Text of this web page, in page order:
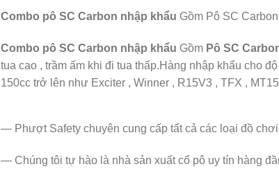
Combo pô SC Carbon nhập khẩu Gồm Pô SC
Combo pô SC Carbon nhập khẩu Gồm Pô SC
tua cao , trầm ấm khi đi tua thấp.Hàng nhập khẩu cho
150cc trở lên như Exciter , Winner , R15V3 , TFX ,
— Phượt Safety chuyên cung cấp tất cả các loại đồ
— Chúng tôi tự hào là nhà sản xuất cổ pô uy tín hàng